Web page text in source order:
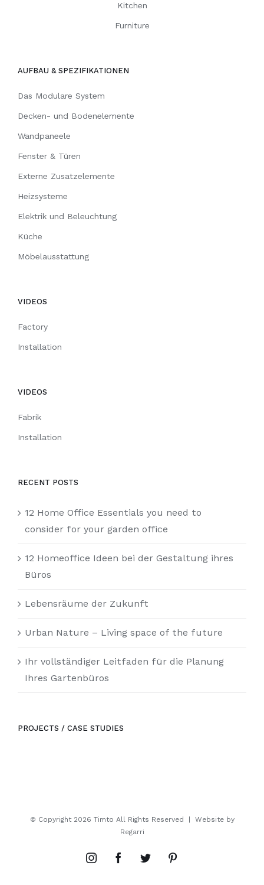
Kitchen
Furniture
AUFBAU & SPEZIFIKATIONEN
Das Modulare System
Decken- und Bodenelemente
Wandpaneele
Fenster & Türen
Externe Zusatzelemente
Heizsysteme
Elektrik und Beleuchtung
Küche
Möbelausstattung
VIDEOS
Factory
Installation
VIDEOS
Fabrik
Installation
RECENT POSTS
12 Home Office Essentials you need to
consider for your garden office
12 Homeoffice Ideen bei der Gestaltung ihres
Büros
Lebensräume der Zukunft
Urban Nature – Living space of the future
Ihr vollständiger Leitfaden für die Planung
Ihres Gartenbüros
PROJECTS / CASE STUDIES
© Copyright 2026 Timto All Rights Reserved | Website by
Regarri
InstagramFacebookTwitter